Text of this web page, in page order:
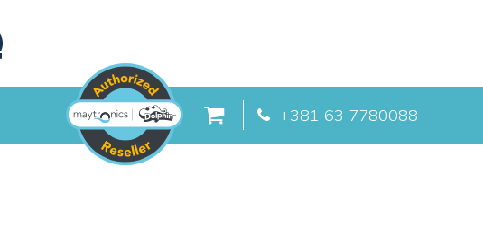
+381 63 7780088